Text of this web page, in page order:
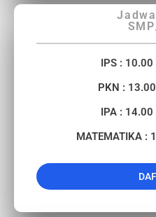
IPS :
PKN :
IPA :
MATEMATIKA :